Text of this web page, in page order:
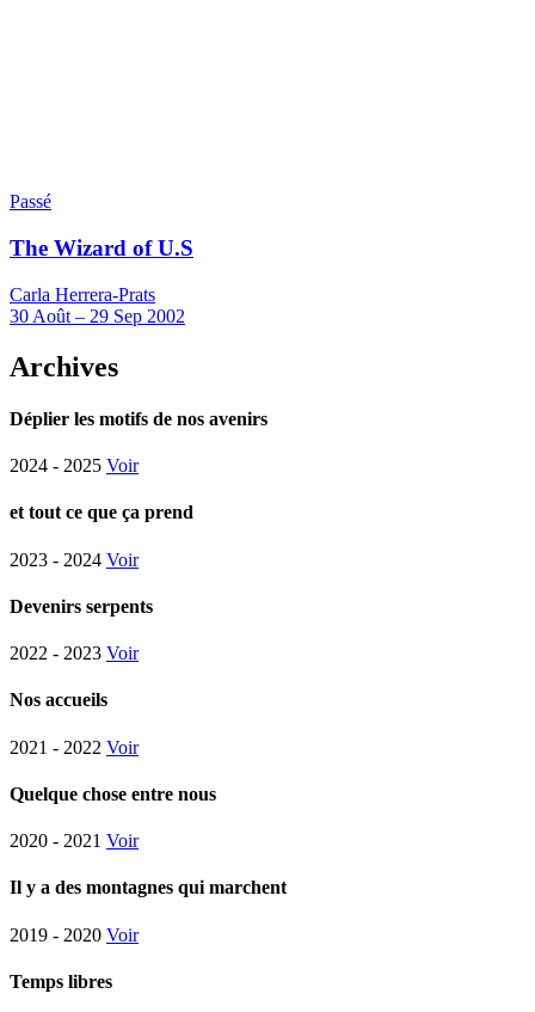
Passé
The Wizard of U.S
Carla Herrera-Prats
30 Août – 29 Sep 2002
Archives
Déplier les motifs de nos avenirs
2024 - 2025 Voir
et tout ce que ça prend
2023 - 2024 Voir
Devenirs serpents
2022 - 2023 Voir
Nos accueils
2021 - 2022 Voir
Quelque chose entre nous
2020 - 2021 Voir
Il y a des montagnes qui marchent
2019 - 2020 Voir
Temps libres